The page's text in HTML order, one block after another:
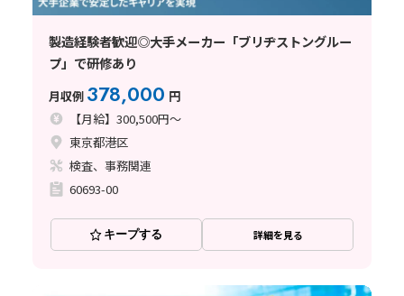
製造経験者歓迎◎大手メーカー「ブリヂストングルー
プ」で研修あり
月収例 378,000 円
【月給】300,500円～
東京都港区
検査、事務関連
60693-00
キープする 詳細を見る